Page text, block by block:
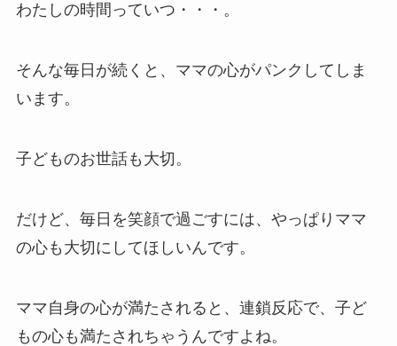
わたしの時間っていつ・・・。
そんな毎日が続くと、ママの心がパンクしてしま
います。
子どものお世話も大切。
だけど、毎日を笑顔で過ごすには、やっぱりママ
の心も大切にしてほしいんです。
ママ自身の心が満たされると、連鎖反応で、子ど
もの心も満たされちゃうんですよね。